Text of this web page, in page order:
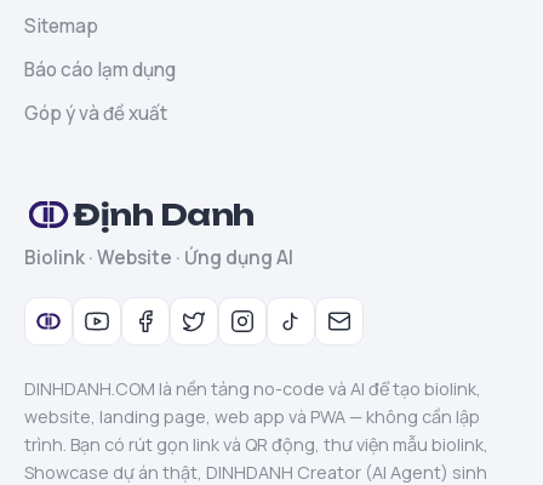
Sitemap
Báo cáo lạm dụng
Góp ý và đề xuất
Định Danh
Biolink · Website · Ứng dụng AI
DINHDANH.COM là nền tảng no-code và AI để tạo biolink,
website, landing page, web app và PWA — không cần lập
trình. Bạn có rút gọn link và QR động, thư viện mẫu biolink,
Showcase dự án thật, DINHDANH Creator (AI Agent) sinh